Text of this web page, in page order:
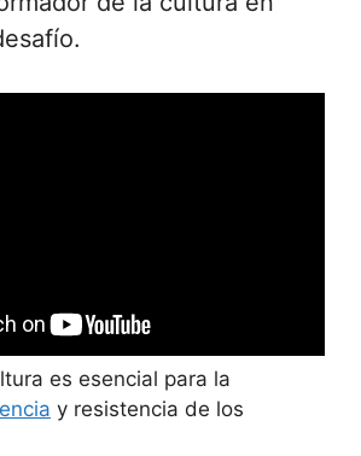
es esencial para la
y resistencia de los